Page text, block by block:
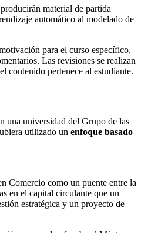
material de partida
automático al modelado de
para el curso específico,
Las revisiones se realizan
contenido pertenece al estudiante.
una universidad del Grupo de las
utilizado un enfoque basado
Comercio como un puente entre la
en el capital circulante que un
estratégica y un proyecto de